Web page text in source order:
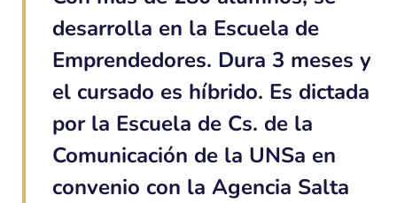
desarrolla en la Escuela de
Emprendedores. Dura 3 meses y
el cursado es híbrido. Es dictada
por la Escuela de Cs. de la
Comunicación de la UNSa en
convenio con la Agencia Salta